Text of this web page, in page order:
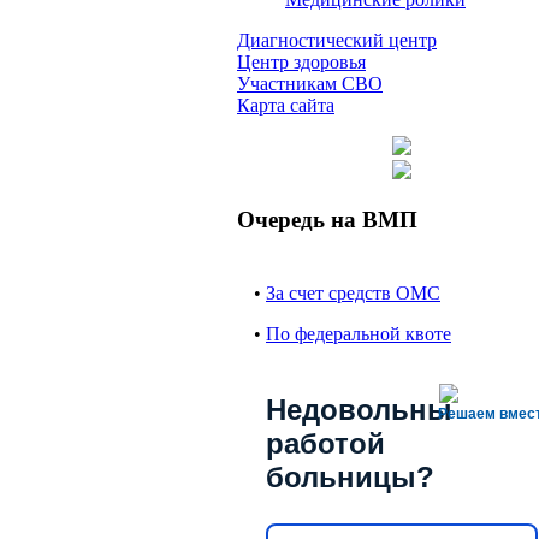
Диагностический центр
Центр здоровья
Участникам СВО
Карта сайта
Очередь на ВМП
• За счет средств ОМС
• По федеральной квоте
Решаем
Недовольны
работой
больницы?